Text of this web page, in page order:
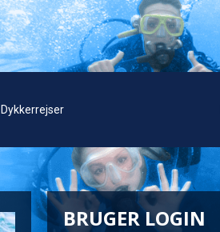
Dykkerrejser
BRUGER LOGIN